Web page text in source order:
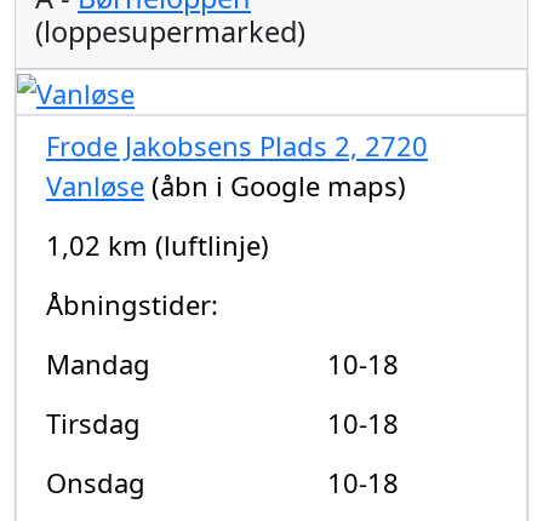
(loppesupermarked)
Frode Jakobsens Plads 2, 2720
Vanløse (åbn i Google maps)
1,02 km (luftlinje)
Åbningstider:
Mandag
10-18
Tirsdag
10-18
Onsdag
10-18